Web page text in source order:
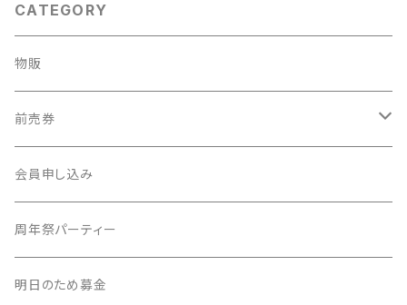
CATEGORY
物販
前売券
新・社会科見学
会員申し込み
周年祭パーティー
明日のため募金